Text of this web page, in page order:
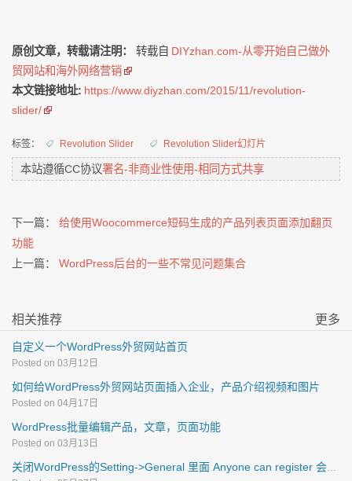
原创文章，转载请注明： 转载自 DIYzhan.com-从零开始自己做外
贸网站和海外网络营销
本文链接地址: https://www.diyzhan.com/2015/11/revolution-
slider/
标签： Revolution Slider Revolution Slider幻灯片
本站遵循CC协议署名-非商业性使用-相同方式共享
下一篇： 给使用Woocommerce短码生成的产品列表页面添加翻页
功能
上一篇： WordPress后台的一些不常见问题集合
相关推荐 更多
自定义一个WordPress外贸网站首页
Posted on 03月12日
如何给WordPress外贸网站页面插入企业，产品介绍视频和图片
Posted on 04月17日
WordPress批量编辑产品，文章，页面功能
Posted on 03月13日
关闭WordPress的Setting->General 里面 Anyone can register 会影响到woocommerce的用户注册功能吗？